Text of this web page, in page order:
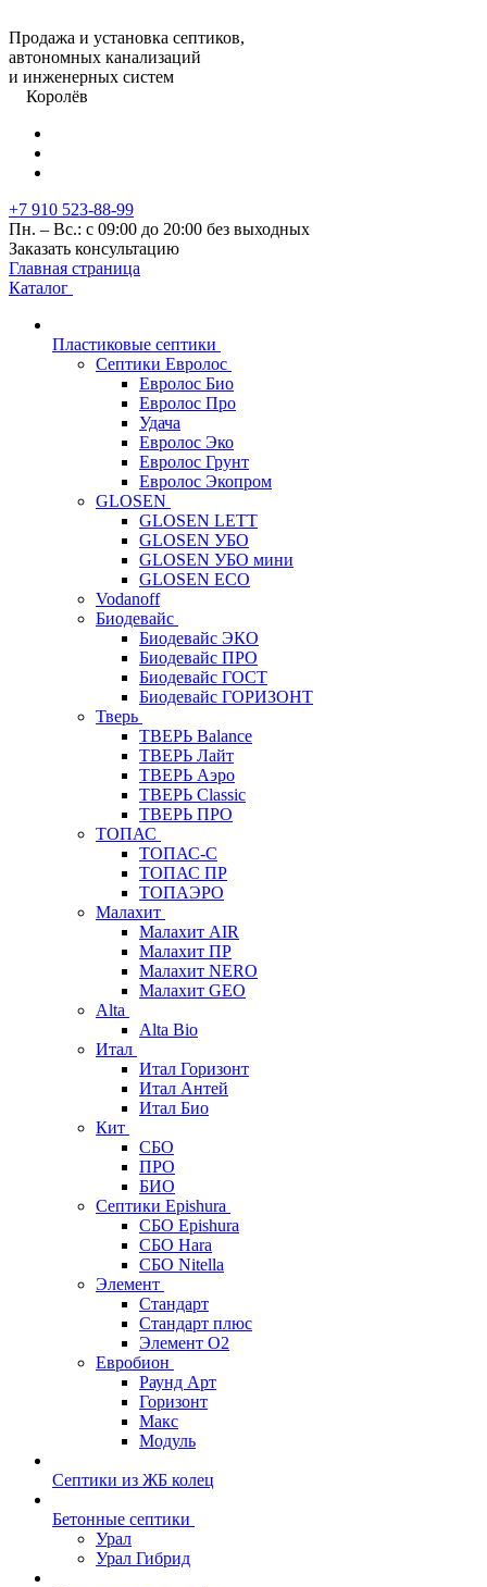
Продажа и установка септиков,
автономных канализаций
и инженерных систем
Королёв
+7 910 523-88-99
Пн. – Вс.: с 09:00 до 20:00 без выходных
Заказать консультацию
Главная страница
Каталог
Пластиковые септики
Септики Евролос
Евролос Био
Евролос Про
Удача
Евролос Эко
Евролос Грунт
Евролос Экопром
GLOSEN
GLOSEN LETT
GLOSEN УБО
GLOSEN УБО мини
GLOSEN ECO
Vodanoff
Биодевайс
Биодевайс ЭКО
Биодевайс ПРО
Биодевайс ГОСТ
Биодевайс ГОРИЗОНТ
Тверь
ТВЕРЬ Balance
ТВЕРЬ Лайт
ТВЕРЬ Аэро
ТВЕРЬ Classic
ТВЕРЬ ПРО
ТОПАС
ТОПАС-С
ТОПАС ПР
ТОПАЭРО
Малахит
Малахит AIR
Малахит ПР
Малахит NERO
Малахит GEO
Alta
Alta Bio
Итал
Итал Горизонт
Итал Антей
Итал Био
Кит
СБО
ПРО
БИО
Септики Epishura
СБО Epishura
СБО Hara
СБО Nitella
Элемент
Стандарт
Стандарт плюс
Элемент О2
Евробион
Раунд Арт
Горизонт
Макс
Модуль
Септики из ЖБ колец
Бетонные септики
Урал
Урал Гибрид